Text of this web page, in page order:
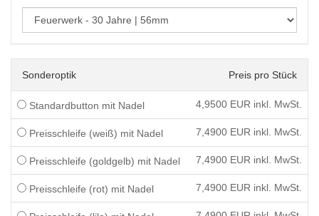
Sonderoptik Preis pro Stück
Standardbutton mit Nadel 4,9500 EUR inkl. MwSt.
Preisschleife (weiß) mit Nadel 7,4900 EUR inkl. MwSt.
Preisschleife (goldgelb) mit Nadel 7,4900 EUR inkl. MwSt.
Preisschleife (rot) mit Nadel 7,4900 EUR inkl. MwSt.